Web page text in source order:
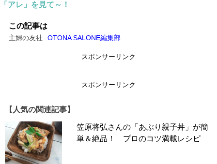
「アレ」を見て～！
この記事は
主婦の友社 OTONA SALONE編集部
スポンサーリンク
スポンサーリンク
【人気の関連記事】
笠原将弘さんの「あぶり親子丼」が簡
単＆絶品！ プロのコツ満載レシピ